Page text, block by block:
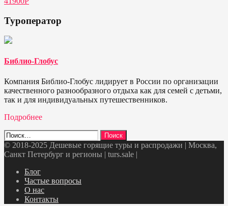
Туроператор
Библио-Глобус
Компания Библио-Глобус лидирует в России по организации
качественного разнообразного отдыха как для семей с детьми,
так и для индивидуальных путешественников.
Подробнее
Найти:
© 2018-2025 Дешевые горящие туры и распродажи | Москва,
Санкт Петербург и регионы | turs.sale |
Блог
Частые вопросы
О нас
Контакты